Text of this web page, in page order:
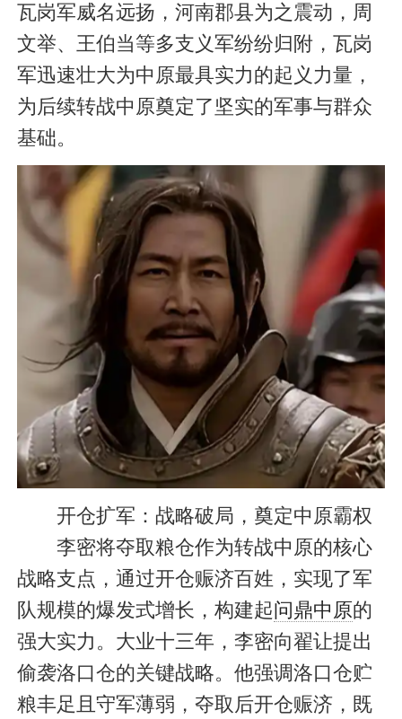
瓦岗军威名远扬，河南郡县为之震动，周
文举、王伯当等多支义军纷纷归附，瓦岗
军迅速壮大为中原最具实力的起义力量，
为后续转战中原奠定了坚实的军事与群众
基础。
开仓扩军：战略破局，奠定中原霸权
李密将夺取粮仓作为转战中原的核心
战略支点，通过开仓赈济百姓，实现了军
队规模的爆发式增长，构建起问鼎中原的
强大实力。大业十三年，李密向翟让提出
偷袭洛口仓的关键战略。他强调洛口仓贮
粮丰足且守军薄弱，夺取后开仓赈济，既